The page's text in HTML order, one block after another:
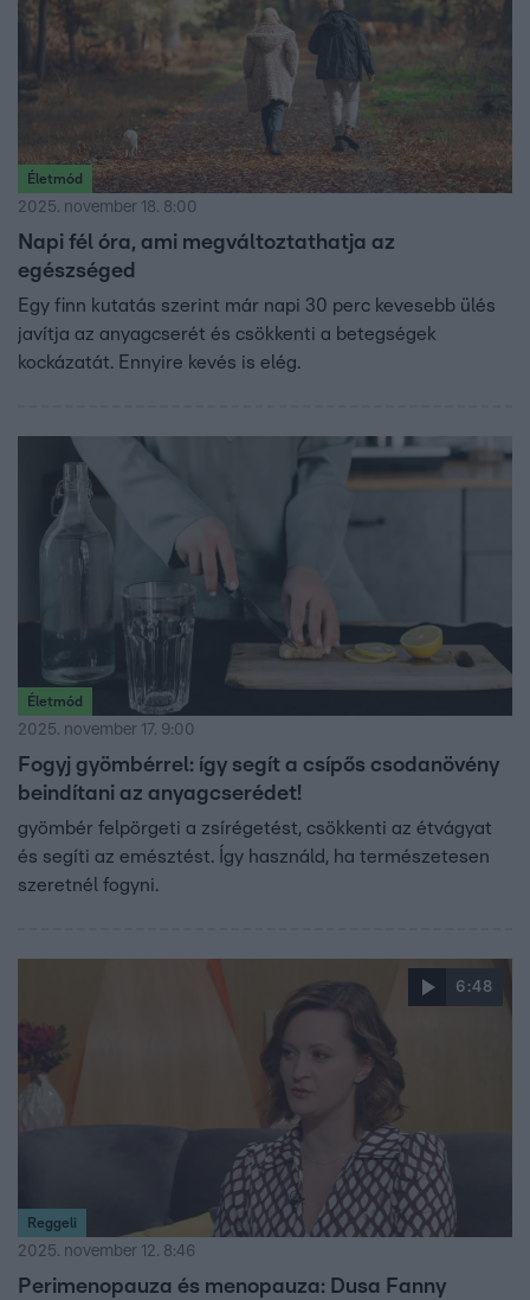
Életmód
2025. november 18. 8:00
Napi fél óra, ami megváltoztathatja az
egészséged
Egy finn kutatás szerint már napi 30 perc kevesebb ülés
javítja az anyagcserét és csökkenti a betegségek
kockázatát. Ennyire kevés is elég.
Életmód
2025. november 17. 9:00
Fogyj gyömbérrel: így segít a csípős csodanövény
beindítani az anyagcserédet!
gyömbér felpörgeti a zsírégetést, csökkenti az étvágyat
és segíti az emésztést. Így használd, ha természetesen
szeretnél fogyni.
6:48
Reggeli
2025. november 12. 8:46
Perimenopauza és menopauza: Dusa Fanny